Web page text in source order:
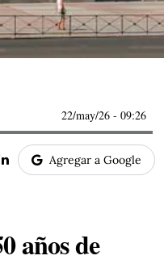
22/may/26 - 09:26
Agregar a Google
años de